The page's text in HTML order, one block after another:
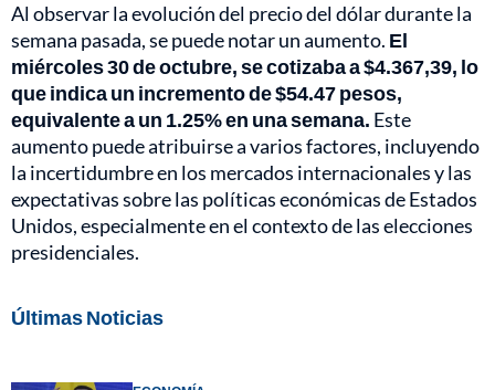
Al observar la evolución del precio del dólar durante la
semana pasada, se puede notar un aumento. El
miércoles 30 de octubre, se cotizaba a $4.367,39, lo
que indica un incremento de $54.47 pesos,
equivalente a un 1.25% en una semana. Este
aumento puede atribuirse a varios factores, incluyendo
la incertidumbre en los mercados internacionales y las
expectativas sobre las políticas económicas de Estados
Unidos, especialmente en el contexto de las elecciones
presidenciales.
Últimas Noticias